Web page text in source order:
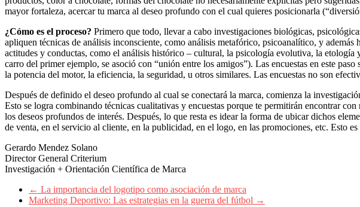
de
Mercadeo
Interactivo,
Medios,
Publicidad,
Marketing,
Campañas
Publicitarias,
Agencias,
Empresas,
Negocios,
Tendencias,
Dinero,
Economía,
Diseño
Móviles,
Estrategias
mayor fortaleza, acercar tu marca al deseo profundo con el cual quieres posicionarla
¿Cómo es el proceso? Primero que todo, llevar a cabo investigaciones biológicas,
apliquen técnicas de análisis inconsciente, como análisis metafórico, psicoanalítico, y
actitudes y conductas, como el análisis histórico – cultural, la psicología evolutiva, la
carro del primer ejemplo, se asoció con “unión entre los amigos”). Las encuestas en este
la potencia del motor, la eficiencia, la seguridad, u otros similares. Las encuestas no son
Después de definido el deseo profundo al cual se conectará la marca, comienza la
Esto se logra combinando técnicas cualitativas y encuestas porque te permitirán encontrar
los deseos profundos de interés. Después, lo que resta es idear la forma de ubicar dichos
de venta, en el servicio al cliente, en la publicidad, en el logo, en las promociones, etc. Esto es
Gerardo Mendez Solano
Director General Criterium
Investigación + Orientación Científica de Marca
← La importancia del logotipo como asociación de marca
Marketing Deportivo: Las estrategias en la guerra del fútbol →